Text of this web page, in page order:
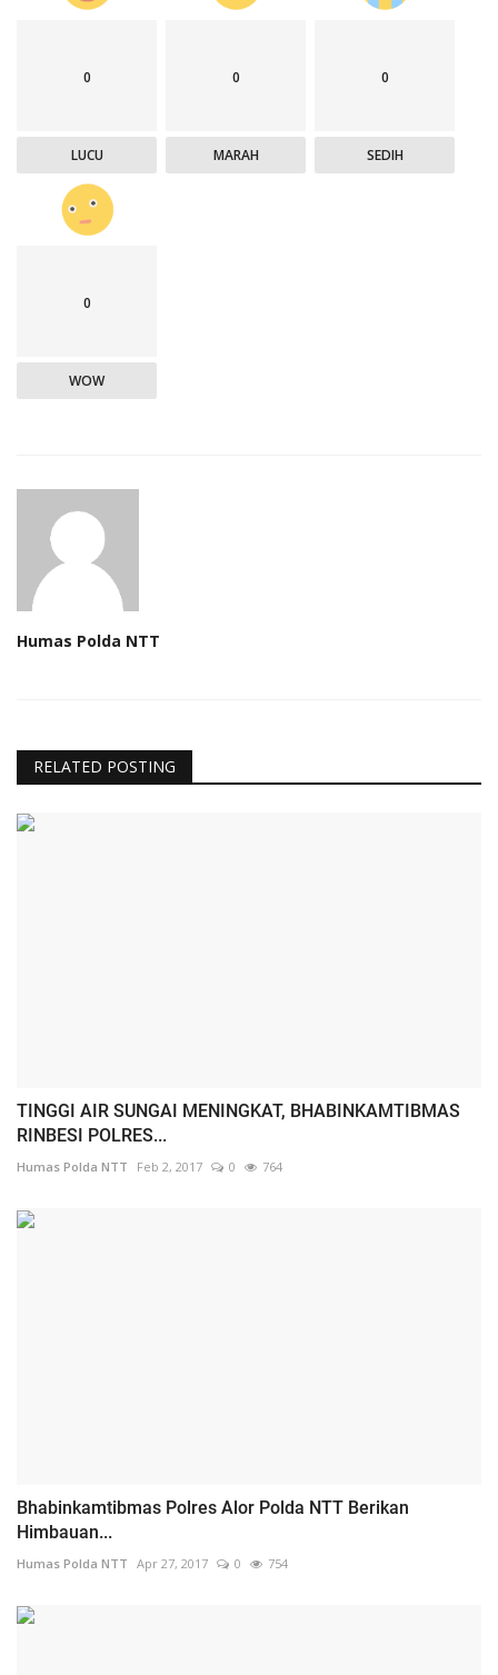
0
LUCU
0
MARAH
0
SEDIH
0
WOW
Humas Polda NTT
RELATED POSTING
TINGGI AIR SUNGAI MENINGKAT, BHABINKAMTIBMAS
RINBESI POLRES...
Humas Polda NTT Feb 2, 2017 0 764
Bhabinkamtibmas Polres Alor Polda NTT Berikan
Himbauan...
Humas Polda NTT Apr 27, 2017 0 754